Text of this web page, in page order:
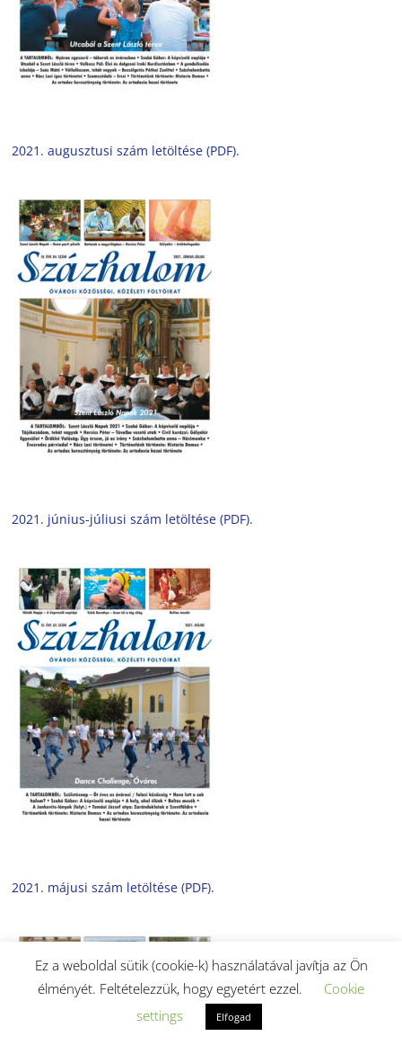
2021. augusztusi szám letöltése (PDF).
2021. június-júliusi szám letöltése (PDF).
2021. májusi szám letöltése (PDF).
Ez a weboldal sütik (cookie-k) használatával javítja az Ön
élményét. Feltételezzük, hogy egyetért ezzel.
Cookie
settings
Elfogad